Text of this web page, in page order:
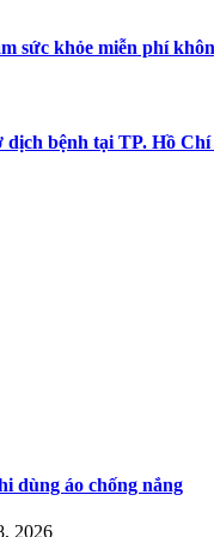
sức khỏe miễn phí
dịch bệnh tại TP. Hồ
dùng áo chống nắng
2026